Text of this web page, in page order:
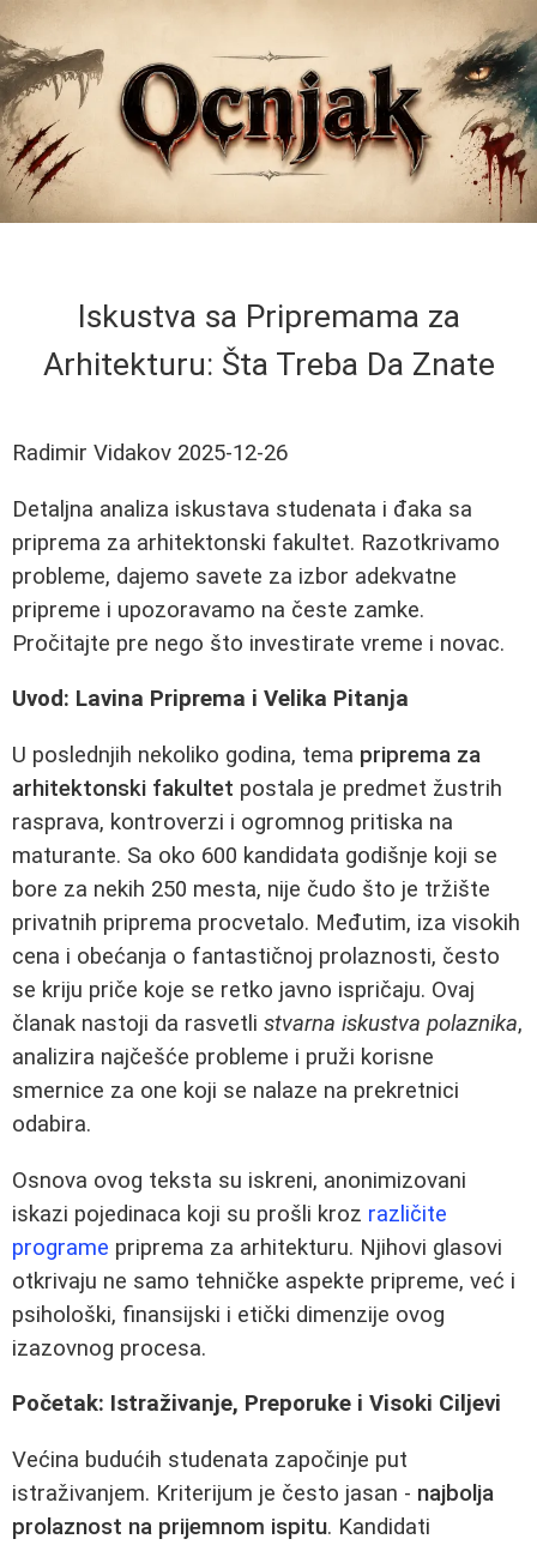
Iskustva sa Pripremama za
Arhitekturu: Šta Treba Da Znate
Radimir Vidakov 2025-12-26
Detaljna analiza iskustava studenata i đaka sa
priprema za arhitektonski fakultet. Razotkrivamo
probleme, dajemo savete za izbor adekvatne
pripreme i upozoravamo na česte zamke.
Pročitajte pre nego što investirate vreme i novac.
Uvod: Lavina Priprema i Velika Pitanja
U poslednjih nekoliko godina, tema priprema za
arhitektonski fakultet postala je predmet žustrih
rasprava, kontroverzi i ogromnog pritiska na
maturante. Sa oko 600 kandidata godišnje koji se
bore za nekih 250 mesta, nije čudo što je tržište
privatnih priprema procvetalo. Međutim, iza visokih
cena i obećanja o fantastičnoj prolaznosti, često
se kriju priče koje se retko javno ispričaju. Ovaj
članak nastoji da rasvetli stvarna iskustva polaznika,
analizira najčešće probleme i pruži korisne
smernice za one koji se nalaze na prekretnici
odabira.
Osnova ovog teksta su iskreni, anonimizovani
iskazi pojedinaca koji su prošli kroz različite
programe priprema za arhitekturu. Njihovi glasovi
otkrivaju ne samo tehničke aspekte pripreme, već i
psihološki, finansijski i etički dimenzije ovog
izazovnog procesa.
Početak: Istraživanje, Preporuke i Visoki Ciljevi
Većina budućih studenata započinje put
istraživanjem. Kriterijum je često jasan - najbolja
prolaznost na prijemnom ispitu. Kandidati